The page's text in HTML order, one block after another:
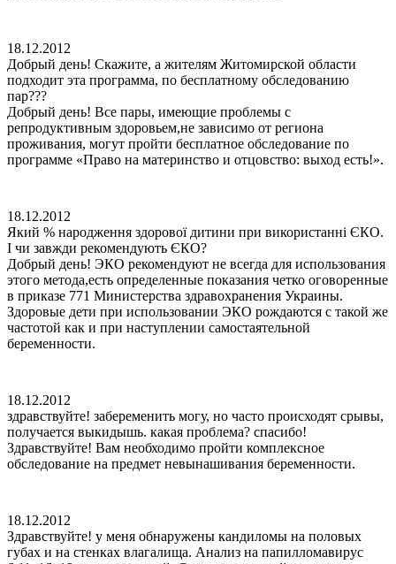
18.12.2012
Добрый день! Скажите, а жителям Житомирской области
подходит эта программа, по бесплатному обследованию
пар???
Добрый день! Все пары, имеющие проблемы с
репродуктивным здоровьем,не зависимо от региона
проживания, могут пройти бесплатное обследование по
программе «Право на материнство и отцовство: выход есть!».
18.12.2012
Який % народження здорової дитини при використанні ЄКО.
І чи завжди рекомендують ЄКО?
Добрый день! ЭКО рекомендуют не всегда для использования
этого метода,есть определенные показания четко оговоренные
в приказе 771 Министерства здравохранения Украины.
Здоровые дети при использовании ЭКО рождаются с такой же
частотой как и при наступлении самостаятельной
беременности.
18.12.2012
здравствуйте! забеременить могу, но часто происходят срывы,
получается выкидышь. какая проблема? спасибо!
Здравствуйте! Вам необходимо пройти комплексное
обследование на предмет невынашивания беременности.
18.12.2012
Здравствуйте! у меня обнаружены кандиломы на половых
губах и на стенках влагалища. Анализ на папилломавирус